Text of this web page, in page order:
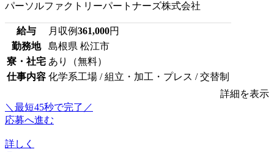
パーソルファクトリーパートナーズ株式会社
給与 月収例361,000円
勤務地
島根県 松江市
寮・社宅 あり（無料）
仕事内容 化学系工場 / 組立・加工・プレス / 交替制
詳細を表示
＼最短45秒で完了／
応募へ進む
詳しく